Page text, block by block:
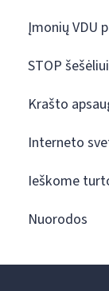
Įmonių VDU
STOP šešėliui
Krašto
Interneto
Ieškome
Nuorodos